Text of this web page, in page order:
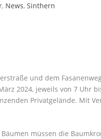
, News,Sinthern
und dem
2024, jeweils von 7 Uhr
Privatgelände. Mit
müssen die